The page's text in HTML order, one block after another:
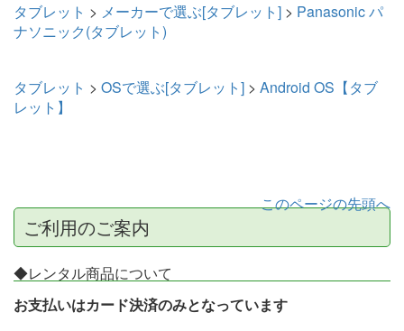
タブレット > メーカーで選ぶ[タブレット] > Panasonic パ
ナソニック(タブレット)
タブレット > OSで選ぶ[タブレット] > Android OS【タブ
レット】
このページの先頭へ
ご利用のご案内
◆レンタル商品について
お支払いはカード決済のみとなっています